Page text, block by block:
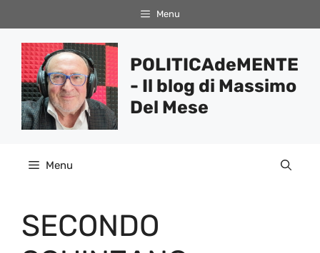
al
contenuto
Menu
POLITICAdeMENTE
- Il blog di Massimo
Del Mese
Menu
SECONDO